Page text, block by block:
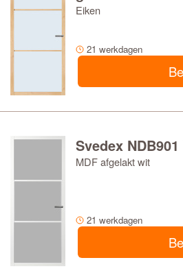
Eiken
21 werkdagen
Svedex
MDF afgelakt wit
21 werkdagen